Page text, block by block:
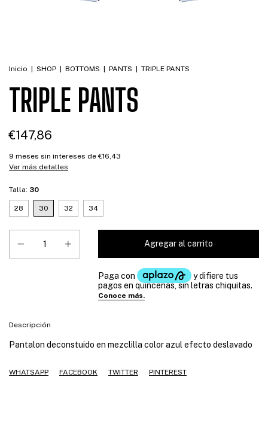
Inicio SHOP BOTTOMS PANTS TRIPLE PANTS
TRIPLE PANTS
€147,86
9 meses sin intereses de €16,43
Ver más detalles
Talla: 30
28 30 32 34
Descripción
Pantalon deconstuido en mezclilla color azul efecto deslavado
WHATSAPP FACEBOOK TWITTER PINTEREST